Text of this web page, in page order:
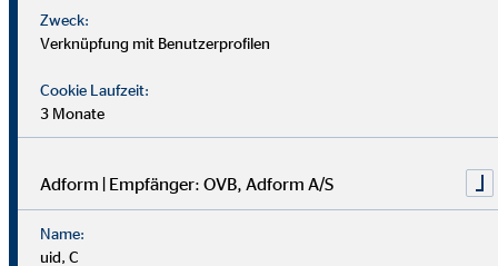
Vermögensberatung AG
Spandauer Str. 32
57072 Siegen
+491625152953
fabian.engelmann@ovb.de
Zweck:
Verknüpfung mit Benutzerprofilen
Cookie Laufzeit:
3 Monate
Adform | Empfänger: OVB, Adform A/S
Name:
uid, C